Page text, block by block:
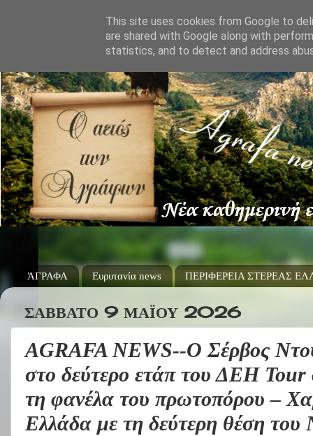
ΆΓΡΑΦΑ Ευρυτανία news ΠΕΡΙΦΕΡΕΙΑ ΣΤΕΡΕΑΣ
ΣΆΒΒΑΤΟ 9 ΜΑΪ́ΟΥ 2026
AGRAFA NEWS--Ο Σέρβος
στο δεύτερο ετάπ του ΔΕΗ
τη φανέλα του πρωτοπόρου –
Ελλάδα με τη δεύτερη θέση του
This site uses cookies from Google to
are shared with Google along with
statistics, and to detect and address